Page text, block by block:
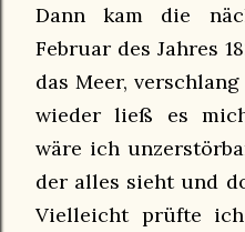
Dann kam die
Februar des Jahres
das Meer,
wieder ließ es
wäre ich
der alles sieht und
Vielleicht prüfte